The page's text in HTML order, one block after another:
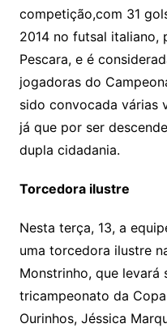
competição,com 31
2014 no futsal italiano,
Pescara, e é
jogadoras do
sido convocada várias
já que por ser
dupla cidadania.
Torcedora ilustre
Nesta terça, 13, a
uma torcedora ilustre
Monstrinho, que levará
tricampeonato da
Ourinhos, Jéssica